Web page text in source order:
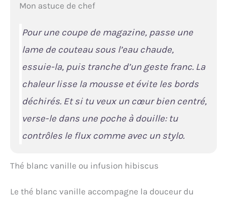
Mon astuce de chef
Pour une coupe de magazine, passe une
lame de couteau sous l’eau chaude,
essuie-la, puis tranche d’un geste franc. La
chaleur lisse la mousse et évite les bords
déchirés. Et si tu veux un cœur bien centré,
verse-le dans une poche à douille: tu
contrôles le flux comme avec un stylo.
Thé blanc vanille ou infusion hibiscus
Le thé blanc vanille accompagne la douceur du